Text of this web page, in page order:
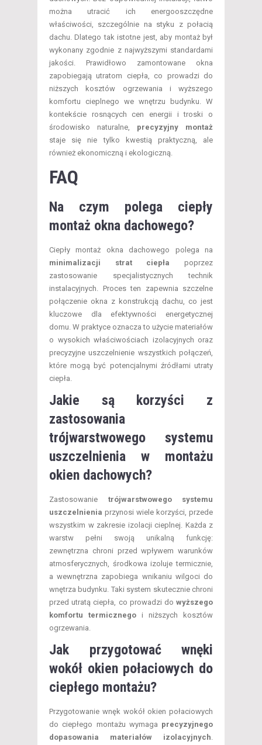
można utracić ich energooszczędne
właściwości, szczególnie na styku z połacią
dachu. Dlatego tak istotne jest, aby montaż był
wykonany zgodnie z najwyższymi standardami
jakości. Prawidłowo zamontowane okna
zapobiegają utratom ciepła, co prowadzi do
niższych kosztów ogrzewania i wyższego
komfortu cieplnego we wnętrzu budynku. W
kontekście rosnących cen energii i troski o
środowisko naturalne, precyzyjny montaż
staje się nie tylko kwestią praktyczną, ale
również ekonomiczną i ekologiczną.
FAQ
Na czym polega ciepły
montaż okna dachowego?
Ciepły montaż okna dachowego polega na
minimalizacji strat ciepła poprzez
zastosowanie specjalistycznych technik
instalacyjnych. Proces ten zapewnia szczelne
połączenie okna z konstrukcją dachu, co jest
kluczowe dla efektywności energetycznej
domu. W praktyce oznacza to użycie materiałów
o wysokich właściwościach izolacyjnych oraz
precyzyjne uszczelnienie wszystkich połączeń,
które mogą być potencjalnymi źródłami utraty
ciepła.
Jakie są korzyści z
zastosowania
trójwarstwowego systemu
uszczelnienia w montażu
okien dachowych?
Zastosowanie trójwarstwowego systemu
uszczelnienia przynosi wiele korzyści, przede
wszystkim w zakresie izolacji cieplnej. Każda z
warstw pełni swoją unikalną funkcję:
zewnętrzna chroni przed wpływem warunków
atmosferycznych, środkowa izoluje termicznie,
a wewnętrzna zapobiega wnikaniu wilgoci do
wnętrza budynku. Taki system skutecznie chroni
przed utratą ciepła, co prowadzi do wyższego
komfortu termicznego i niższych kosztów
ogrzewania.
Jak przygotować wnęki
wokół okien połaciowych do
ciepłego montażu?
Przygotowanie wnęk wokół okien połaciowych
do ciepłego montażu wymaga precyzyjnego
dopasowania materiałów izolacyjnych.